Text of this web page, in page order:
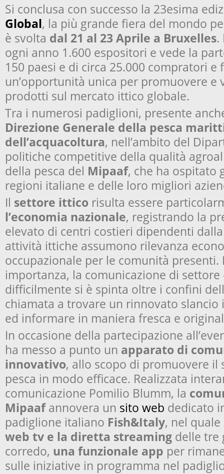
Si conclusa con successo la 23esima
Global, la più grande fiera del mondo
è svolta dal 21 al 23 Aprile a Bruxelles.
ogni anno 1.600 espositori e vede la
150 paesi e di circa 25.000 compratori
un’opportunità unica per promuovere e
prodotti sul mercato ittico globale.
Tra i numerosi padiglioni, presente
Direzione Generale della pesca
dell’acquacoltura, nell’ambito del
politiche competitive della qualità
della pesca del Mipaaf, che ha ospitato
regioni italiane e delle loro migliori
Il settore ittico risulta essere
l’economia nazionale, registrando la
elevato di centri costieri dipendenti
attività ittiche assumono rilevanza
occupazionale per le comunità
importanza, la comunicazione di settore
difficilmente si è spinta oltre i confini
chiamata a trovare un rinnovato
ed informare in maniera fresca e
In occasione della partecipazione
ha messo a punto un apparato di
innovativo, allo scopo di promuovere il
pesca in modo efficace. Realizzata
comunicazione Pomilio Blumm, la
Mipaafannovera un sito web dedicato
padiglione italiano Fish&Italy, nel
web tv e la diretta streaming delle tre
corredo, una funzionale app per
sulle iniziative in programma nel